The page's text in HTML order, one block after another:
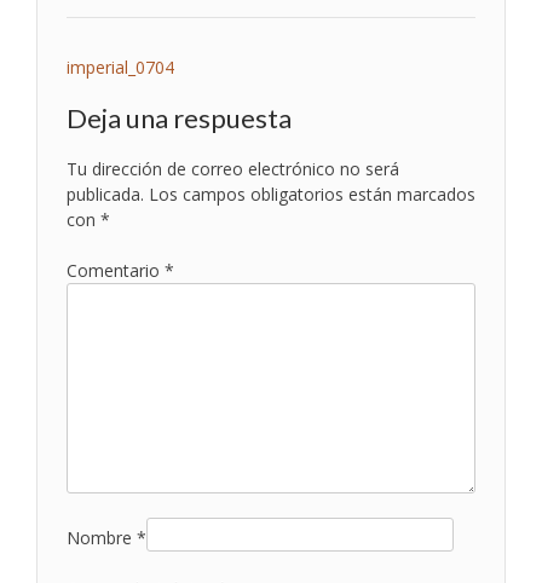
Navegación
de
entradas
imperial_0704
Deja una respuesta
Tu dirección de correo electrónico no será
publicada. Los campos obligatorios están marcados
con *
Comentario *
Nombre *